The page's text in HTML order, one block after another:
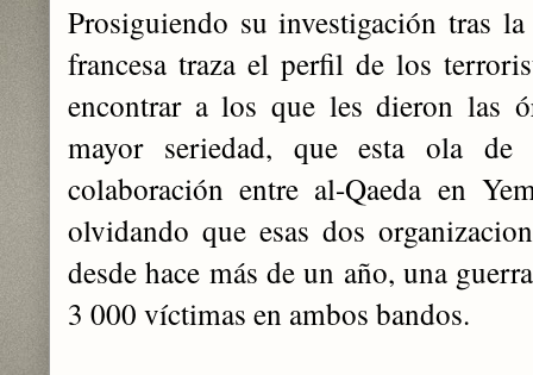
Prosiguiendo su investigación tras
francesa traza el perfil de los
encontrar a los que les dieron las
mayor seriedad, que esta ola de
colaboración entre al-Qaeda en
olvidando que esas dos
desde hace más de un año, una
3 000 víctimas en ambos bandos.